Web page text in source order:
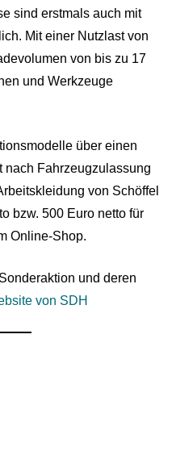
sind erstmals auch mit
Mit einer Nutzlast von
von bis zu 17
und Werkzeuge
über einen
nach Fahrzeugzulassung
von Schöffel
bzw. 500 Euro netto für
Online-Shop.
und deren
von SDH